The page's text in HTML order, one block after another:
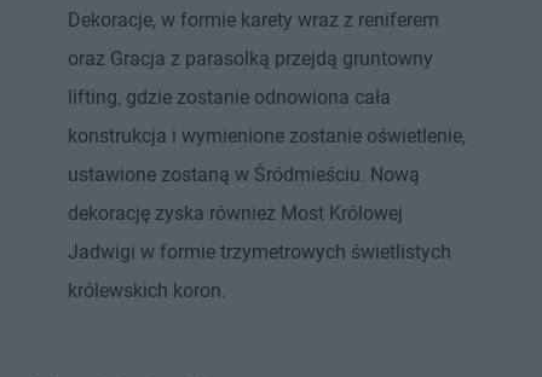
Dekoracje, w formie karety wraz z reniferem
oraz Gracja z parasolką przejdą gruntowny
lifting, gdzie zostanie odnowiona cała
konstrukcja i wymienione zostanie oświetlenie,
ustawione zostaną w Śródmieściu. Nową
dekorację zyska również Most Królowej
Jadwigi w formie trzymetrowych świetlistych
królewskich koron.